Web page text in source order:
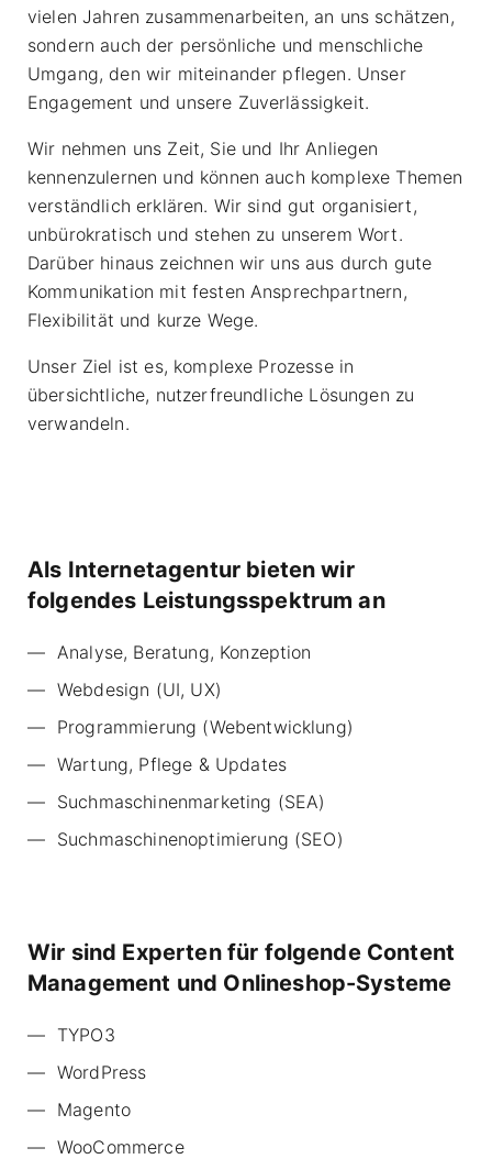
vielen Jahren zusammenarbeiten, an uns schätzen,
sondern auch der persönliche und menschliche
Umgang, den wir miteinander pflegen. Unser
Engagement und unsere Zuverlässigkeit.
Wir nehmen uns Zeit, Sie und Ihr Anliegen
kennenzulernen und können auch komplexe Themen
verständlich erklären. Wir sind gut organisiert,
unbürokratisch und stehen zu unserem Wort.
Darüber hinaus zeichnen wir uns aus durch gute
Kommunikation mit festen Ansprechpartnern,
Flexibilität und kurze Wege.
Unser Ziel ist es, komplexe Prozesse in
übersichtliche, nutzerfreundliche Lösungen zu
verwandeln.
Als Internetagentur bieten wir
folgendes Leistungsspektrum an
Analyse, Beratung, Konzeption
Webdesign (UI, UX)
Programmierung (Webentwicklung)
Wartung, Pflege & Updates
Suchmaschinenmarketing (SEA)
Suchmaschinenoptimierung (SEO)
Wir sind Experten für folgende Content
Management und Onlineshop-Systeme
TYPO3
WordPress
Magento
WooCommerce